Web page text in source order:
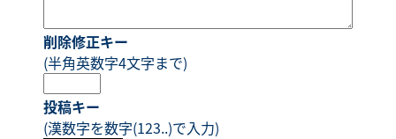
削除修正キー
(半角英数字4文字まで)
投稿キー
(漢数字を数字(123..)で入力)